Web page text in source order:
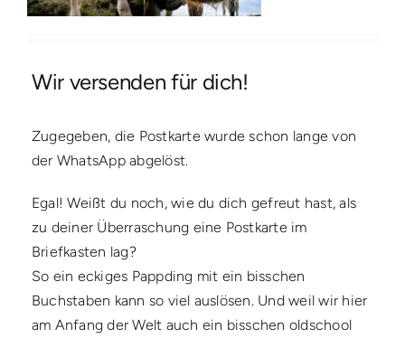
Wir versenden für dich!
Zugegeben, die Postkarte wurde schon lange von
der WhatsApp abgelöst.
Egal! Weißt du noch, wie du dich gefreut hast, als
zu deiner Überraschung eine Postkarte im
Briefkasten lag?
So ein eckiges Pappding mit ein bisschen
Buchstaben kann so viel auslösen. Und weil wir hier
am Anfang der Welt auch ein bisschen oldschool